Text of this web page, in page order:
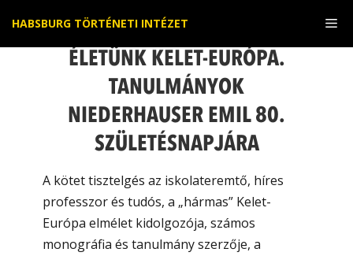
tartalomba
HABSBURG TÖRTÉNETI INTÉZET
ÉLETÜNK KELET-EURÓPA.
TANULMÁNYOK
NIEDERHAUSER EMIL 80.
SZÜLETÉSNAPJÁRA
A kötet tisztelgés az iskolateremtő, híres
professzor és tudós, a „hármas” Kelet-
Európa elmélet kidolgozója, számos
monográfia és tanulmány szerzője, a